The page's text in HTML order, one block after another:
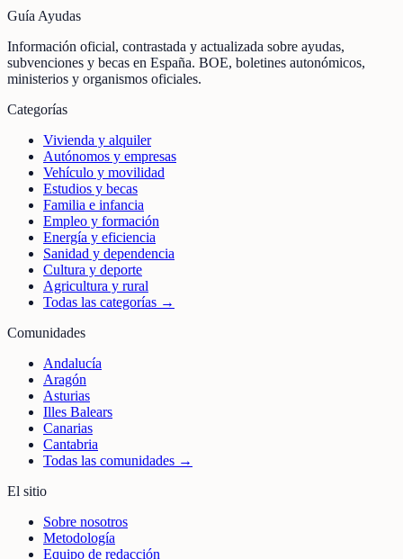
Guía Ayudas
Información oficial, contrastada y actualizada sobre ayudas,
subvenciones y becas en España. BOE, boletines autonómicos,
ministerios y organismos oficiales.
Categorías
Vivienda y alquiler
Autónomos y empresas
Vehículo y movilidad
Estudios y becas
Familia e infancia
Empleo y formación
Energía y eficiencia
Sanidad y dependencia
Cultura y deporte
Agricultura y rural
Todas las categorías →
Comunidades
Andalucía
Aragón
Asturias
Illes Balears
Canarias
Cantabria
Todas las comunidades →
El sitio
Sobre nosotros
Metodología
Equipo de redacción